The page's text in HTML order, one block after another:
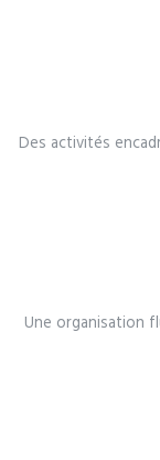
Des activités
Une organisation